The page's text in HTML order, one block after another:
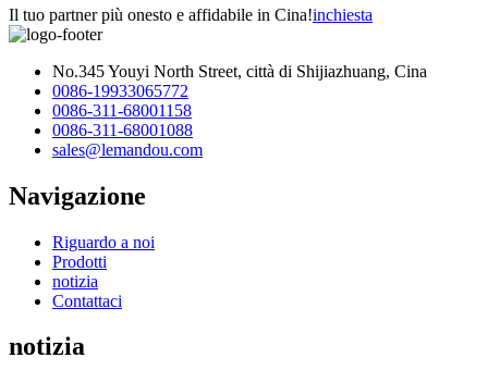
Il tuo partner più onesto e affidabile in Cina!inchiesta
No.345 Youyi North Street, città di Shijiazhuang, Cina
0086-19933065772
0086-311-68001158
0086-311-68001088
sales@lemandou.com
Navigazione
Riguardo a noi
Prodotti
notizia
Contattaci
notizia